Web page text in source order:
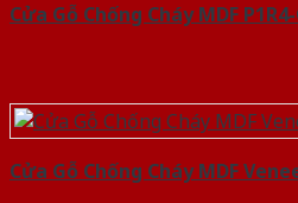
Cửa Gỗ Chống Cháy MDF
Cửa Gỗ Chống Cháy MDF